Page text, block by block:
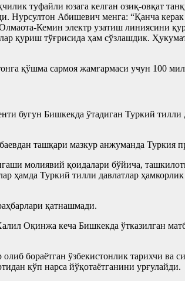
туфайли юзага келган озиқ-овқат
Нурсултон Абишевич менга: “Қанча
Кемин электр узатиш линиясини
қуриш тўғрисида ҳам сўзлашдик.
қўшма сармоя жамғармаси учун 100
бугун Бишкекда ўтадиган Туркий
ташқари мазкур анжуманда
молиявий қоидалари бўйича,
ҳамда Туркий тилли давлатлар
қатнашмади.
Оқинжа кеча Бишкекда ўтказилган
бораётган ўзбекистонлик тарихчи
кўп нарса йўқотаётганини урғулайди.